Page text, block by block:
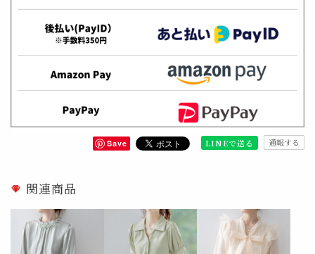
Save LINEで送る 通報する
関連商品